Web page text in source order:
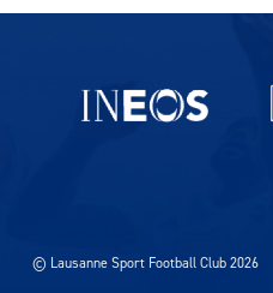
Partenaires du lausanne-Sport
© Lausanne Sport Football Club 2026